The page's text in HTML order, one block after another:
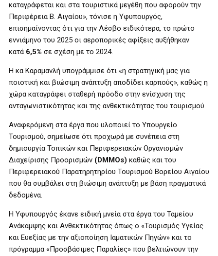
καταγράφεται και στα τουριστικά μεγέθη που αφορούν την
Περιφέρεια Β. Αιγαίου», τόνισε η Υφυπουργός,
επισημαίνοντας ότι για την Λέσβο ειδικότερα, το πρώτο
εννιάμηνο του 2025 οι αεροπορικές αφίξεις αυξήθηκαν
κατά 6,5% σε σχέση με το 2024.
Η κα Καραμανλή υπογράμμισε ότι «η στρατηγική μας για
ποιοτική και βιώσιμη ανάπτυξη αποδίδει καρπούς», καθώς η
χώρα καταγράφει σταθερή πρόοδο στην ενίσχυση της
ανταγωνιστικότητας και της ανθεκτικότητας του τουρισμού.
Αναφερόμενη στα έργα που υλοποιεί το Υπουργείο
Τουρισμού, σημείωσε ότι προχωρά με συνέπεια στη
δημιουργία Τοπικών και Περιφερειακών Οργανισμών
Διαχείρισης Προορισμών (DMMOs) καθώς και του
Περιφερειακού Παρατηρητηρίου Τουρισμού Βορείου Αιγαίου
που θα συμβάλει στη βιώσιμη ανάπτυξη με βάση πραγματικά
δεδομένα.
Η Υφυπουργός έκανε ειδική μνεία στα έργα του Ταμείου
Ανάκαμψης και Ανθεκτικότητας όπως ο «Τουρισμός Υγείας
και Ευεξίας με την αξιοποίηση Ιαματικών Πηγών» και το
πρόγραμμα «Προσβάσιμες Παραλίες» που βελτιώνουν την